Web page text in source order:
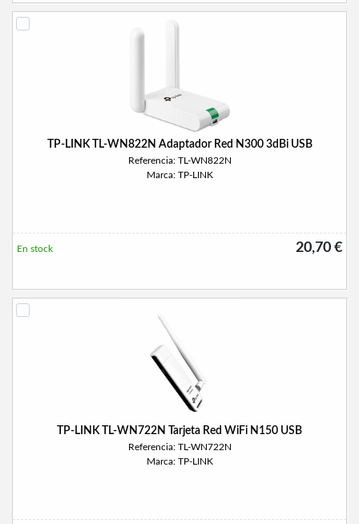
TP-LINK TL-WN822N Adaptador Red N300 3dBi USB
Referencia: TL-WN822N
Marca: TP-LINK
20,70 €
En stock
TP-LINK TL-WN722N Tarjeta Red WiFi N150 USB
Referencia: TL-WN722N
Marca: TP-LINK